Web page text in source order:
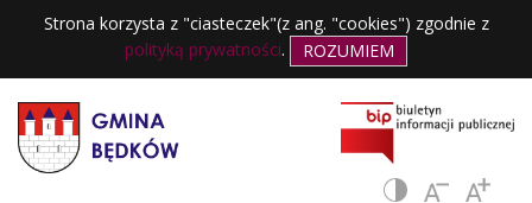
Strona korzysta z "ciasteczek"(z ang. "cookies") zgodnie z
polityką prywatności. ROZUMIEM